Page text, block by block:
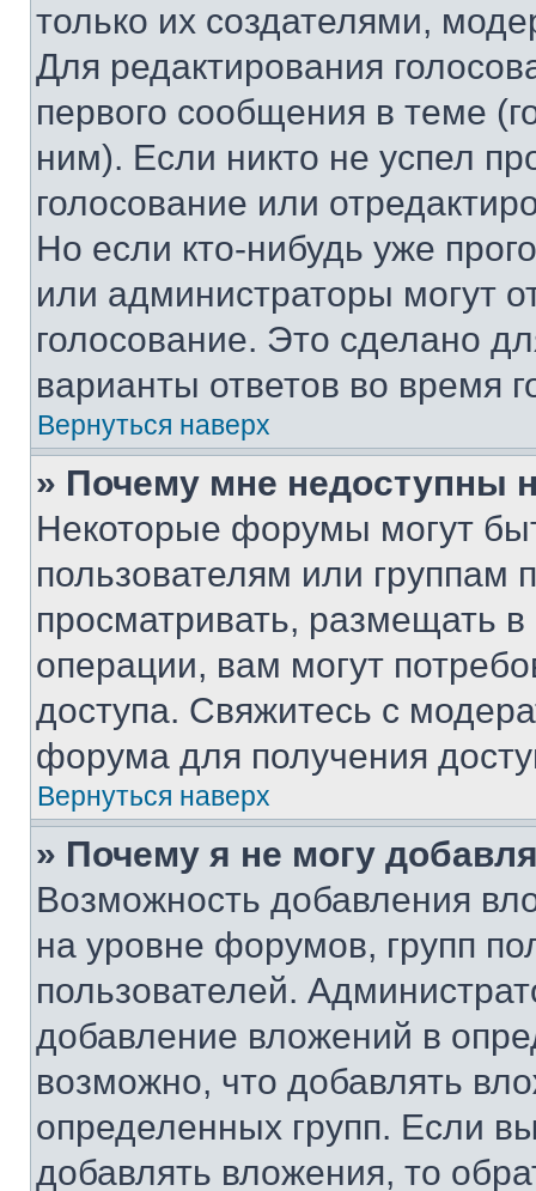
только их создателями,
Для редактирования
первого сообщения в теме
ним). Если никто не успел
голосование или
Но если кто-нибудь уже
или администраторы могут
голосование. Это сделано
варианты ответов во время
Вернуться наверх
» Почему мне недоступны
Некоторые форумы могут
пользователям или группам
просматривать, размещать
операции, вам могут
доступа. Свяжитесь с
форума для получения
Вернуться наверх
» Почему я не могу
Возможность добавления
на уровне форумов, групп
пользователей.
добавление вложений в
возможно, что добавлять
определенных групп. Если
добавлять вложения, то